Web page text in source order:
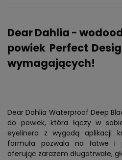
Dear Dahlia -
powiek Perfect
wymagających!
Dear Dahlia Waterproof Deep
do powiek, która łączy w
eyelinera z wygodą aplikacji
formuła pozwala na łatwe i
oferując zarazem długotrwałe,